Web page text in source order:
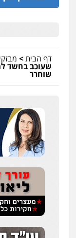
דף הבית>
שעוכב בחשד
שוחרר